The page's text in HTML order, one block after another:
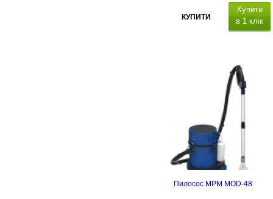
КУПИТИ
Купити
в 1 клік
Пилосос MPM MOD-48